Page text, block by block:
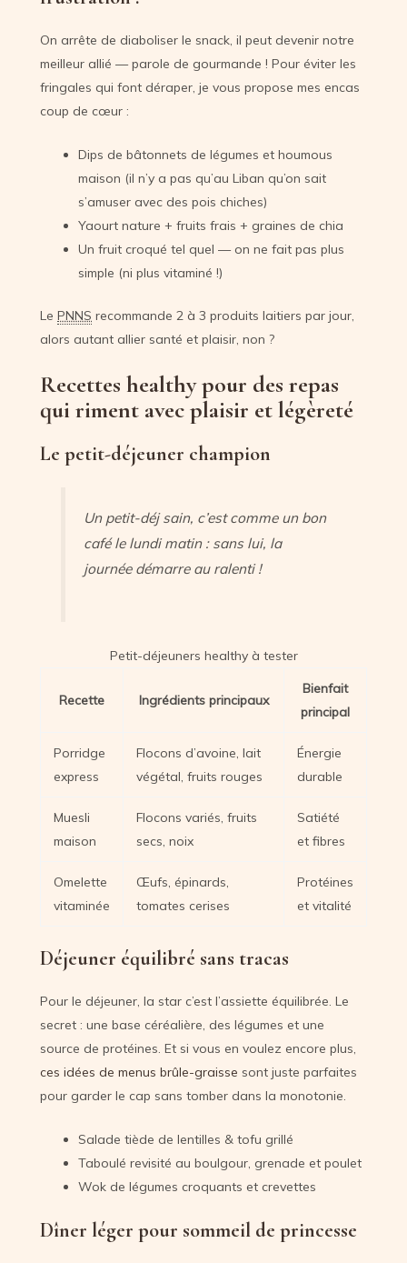
On arrête de diaboliser le snack, il peut devenir notre
meilleur allié — parole de gourmande ! Pour éviter les
fringales qui font déraper, je vous propose mes encas
coup de cœur :
Dips de bâtonnets de légumes et houmous
maison (il n’y a pas qu’au Liban qu’on sait
s’amuser avec des pois chiches)
Yaourt nature + fruits frais + graines de chia
Un fruit croqué tel quel — on ne fait pas plus
simple (ni plus vitaminé !)
Le PNNS recommande 2 à 3 produits laitiers par jour,
alors autant allier santé et plaisir, non ?
Recettes healthy pour des repas
qui riment avec plaisir et légèreté
Le petit-déjeuner champion
Un petit-déj sain, c’est comme un bon
café le lundi matin : sans lui, la
journée démarre au ralenti !
Petit-déjeuners healthy à tester
Recette Ingrédients principaux
Bienfait
principal
Porridge
express
Flocons d’avoine, lait
végétal, fruits rouges
Énergie
durable
Muesli
maison
Flocons variés, fruits
secs, noix
Satiété
et fibres
Omelette
vitaminée
Œufs, épinards,
tomates cerises
Protéines
et vitalité
Déjeuner équilibré sans tracas
Pour le déjeuner, la star c’est l’assiette équilibrée. Le
secret : une base céréalière, des légumes et une
source de protéines. Et si vous en voulez encore plus,
ces idées de menus brûle-graisse sont juste parfaites
pour garder le cap sans tomber dans la monotonie.
Salade tiède de lentilles & tofu grillé
Taboulé revisité au boulgour, grenade et poulet
Wok de légumes croquants et crevettes
Dîner léger pour sommeil de princesse